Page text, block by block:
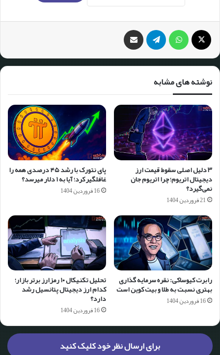
نوشته های مشابه
۳ دلیل اصلی سقوط قیمت ارز
دیجیتال اتریوم؛ چرا اتریوم جان
نمی‌گیرد؟
21 فروردین 1404
پای نتورک با رشد ۴۵ درصدی همه را
غافلگیر کرد؛ آیا به ۱ دلار می‎رسد؟
16 فروردین 1404
رابرت کیوساکی: نقره سرمایه گذاری
بهتری نسبت به طلا و بیت کوین است
16 فروردین 1404
تحلیل تکنیکال ۱۰ رمزارز برتر بازار؛
کدام ارز دیجیتال پتانسیل رشد
دارد؟
16 فروردین 1404
برای ارسال نظر خود کلیک کنید